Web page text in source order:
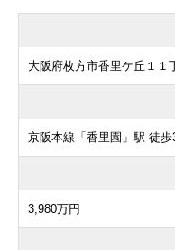
大阪府枚方市香里ケ丘１１
京阪本線「香里園」駅 徒歩
3,980万円